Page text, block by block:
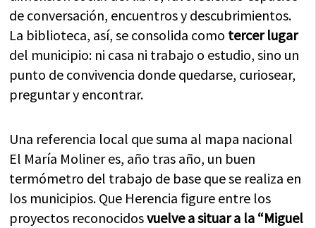
de conversación, encuentros y descubrimientos.
La biblioteca, así, se consolida como tercer lugar
del municipio: ni casa ni trabajo o estudio, sino un
punto de convivencia donde quedarse, curiosear,
preguntar y encontrar.
Una referencia local que suma al mapa nacional
El María Moliner es, año tras año, un buen
termómetro del trabajo de base que se realiza en
los municipios. Que Herencia figure entre los
proyectos reconocidosvuelve a situar a la “Miguel